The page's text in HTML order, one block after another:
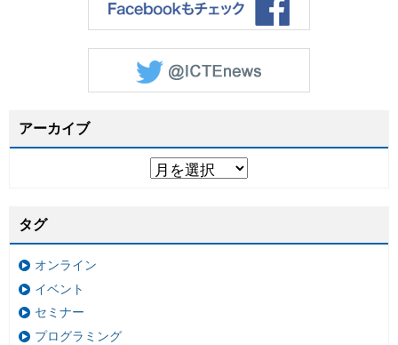
アーカイブ
タグ
オンライン
イベント
セミナー
プログラミング